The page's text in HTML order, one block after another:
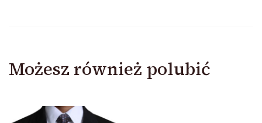
Możesz również polubić